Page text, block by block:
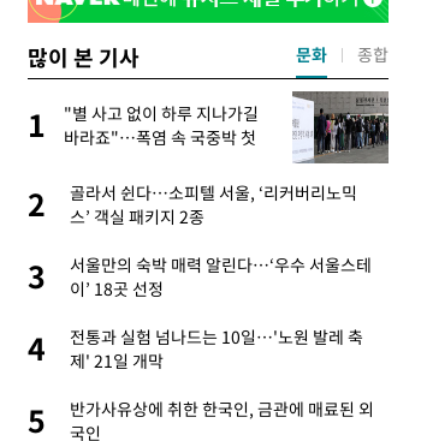
많이 본 기사
1
"별 사고 없이 하루 지나가길
바라죠"…폭염 속 국중박 첫
2
골라서 쉰다…소피텔 서울, ‘리커버리노믹
스’ 객실 패키지 2종
3
서울만의 숙박 매력 알린다…‘우수 서울스테
이’ 18곳 선정
4
전통과 실험 넘나드는 10일…'노원 발레 축
제' 21일 개막
5
반가사유상에 취한 한국인, 금관에 매료된 외
국인
문화 종합